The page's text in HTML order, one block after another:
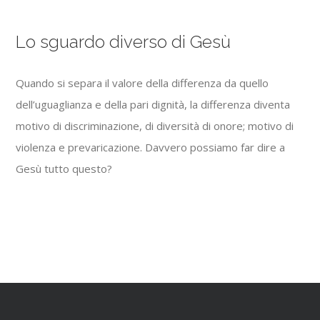
Lo sguardo diverso di Gesù
Quando si separa il valore della differenza da quello
dell’uguaglianza e della pari dignità, la differenza diventa
motivo di discriminazione, di diversità di onore; motivo di
violenza e prevaricazione. Davvero possiamo far dire a
Gesù tutto questo?